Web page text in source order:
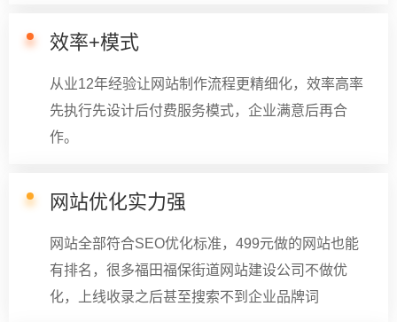
效率+模式
从业12年经验让网站制作流程更精细化，效率高率
先执行先设计后付费服务模式，企业满意后再合
作。
网站优化实力强
网站全部符合SEO优化标准，499元做的网站也能
有排名，很多福田福保街道网站建设公司不做优
化，上线收录之后甚至搜索不到企业品牌词